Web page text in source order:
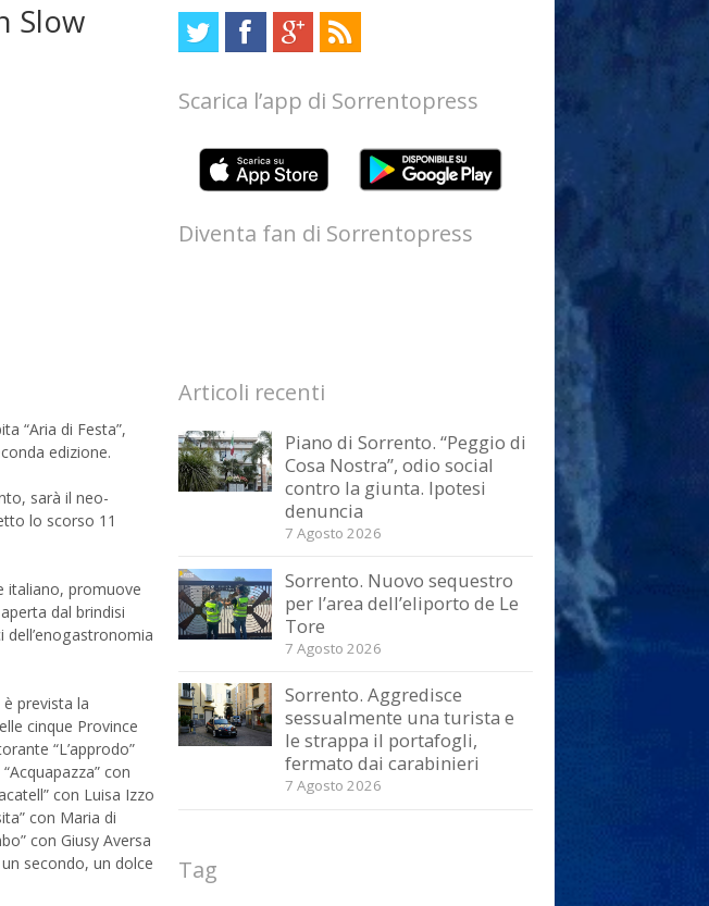
Slow
“Aria di Festa”,
edizione.
sarà il neo-
lo scorso 11
italiano, promuove
dal brindisi
prevista la
cinque Province
“L’approdo”
con
con Luisa Izzo
con Maria di
con Giusy Aversa
secondo, un dolce
Scarica l’app di Sorrentopress
Diventa fan di Sorrentopress
Articoli recenti
Piano di Sorrento. “Peggio di
Cosa Nostra”, odio social
contro la giunta. Ipotesi
denuncia
7 Agosto 2026
Sorrento. Nuovo sequestro
per l’area dell’eliporto de Le
Tore
7 Agosto 2026
Sorrento. Aggredisce
sessualmente una turista e
le strappa il portafogli,
fermato dai carabinieri
7 Agosto 2026
Tag